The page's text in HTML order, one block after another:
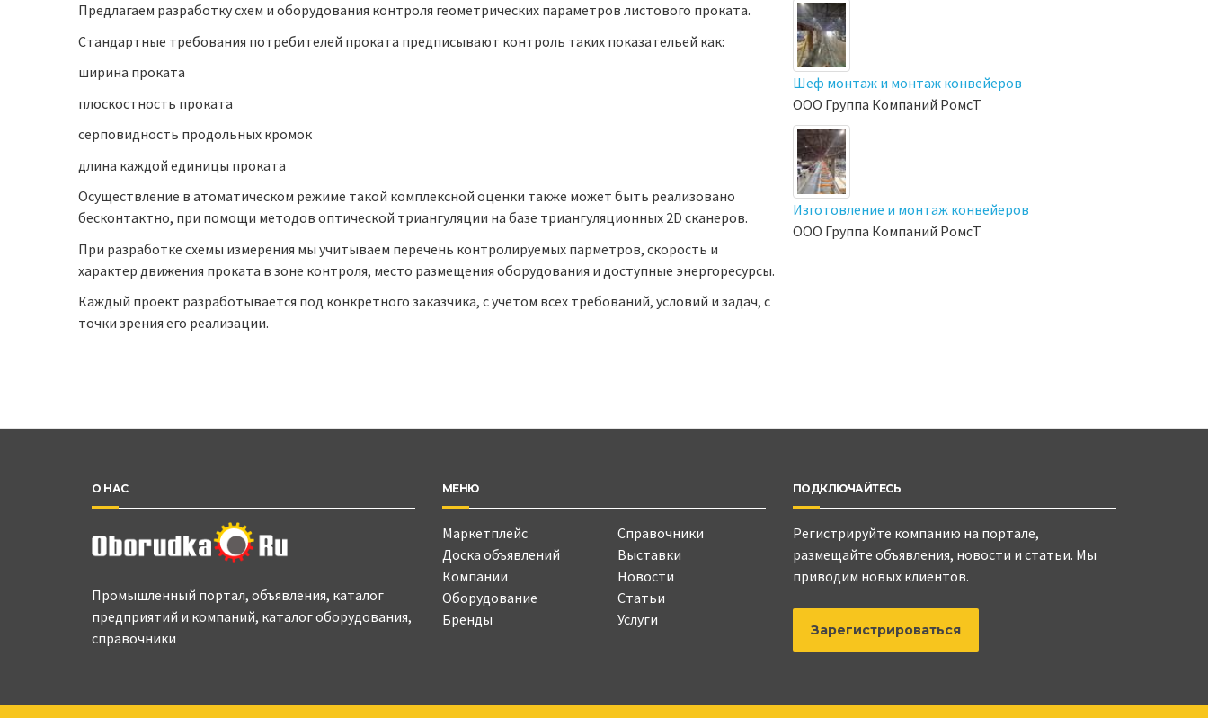
Предлагаем разработку схем и оборудования контроля геометрических параметров листового проката.
Стандартные требования потребителей проката предписывают контроль таких показательей как:
ширина проката
плоскостность проката
серповидность продольных кромок
длина каждой единицы проката
Осуществление в атоматическом режиме такой комплексной оценки также может быть реализовано
бесконтактно, при помощи методов оптической триангуляции на базе триангуляционных 2D сканеров.
При разработке схемы измерения мы учитываем перечень контролируемых парметров, скорость и
характер движения проката в зоне контроля, место размещения оборудования и доступные энергоресурсы.
Каждый проект разработывается под конкретного заказчика, с учетом всех требований, условий и задач, с
точки зрения его реализации.
Шеф монтаж и монтаж конвейеров
ООО Группа Компаний РомсТ
Изготовление и монтаж конвейеров
ООО Группа Компаний РомсТ
О НАС
Промышленный портал, объявления, каталог
предприятий и компаний, каталог оборудования,
справочники
МЕНЮ
Маркетплейс
Доска объявлений
Компании
Оборудование
Бренды
Справочники
Выставки
Новости
Статьи
Услуги
ПОДКЛЮЧАЙТЕСЬ
Регистрируйте компанию на портале,
размещайте объявления, новости и статьи. Мы
приводим новых клиентов.
Зарегистрироваться